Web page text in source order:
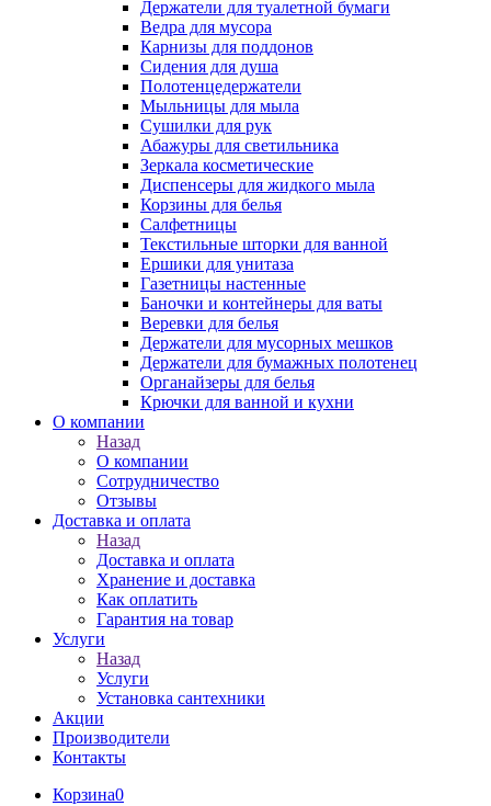
Держатели для туалетной бумаги
Ведра для мусора
Карнизы для поддонов
Сидения для душа
Полотенцедержатели
Мыльницы для мыла
Сушилки для рук
Абажуры для светильника
Зеркала косметические
Диспенсеры для жидкого мыла
Корзины для белья
Салфетницы
Текстильные шторки для ванной
Ершики для унитаза
Газетницы настенные
Баночки и контейнеры для ваты
Веревки для белья
Держатели для мусорных мешков
Держатели для бумажных полотенец
Органайзеры для белья
Крючки для ванной и кухни
О компании
Назад
О компании
Сотрудничество
Отзывы
Доставка и оплата
Назад
Доставка и оплата
Хранение и доставка
Как оплатить
Гарантия на товар
Услуги
Назад
Услуги
Установка сантехники
Акции
Производители
Контакты
Корзина0